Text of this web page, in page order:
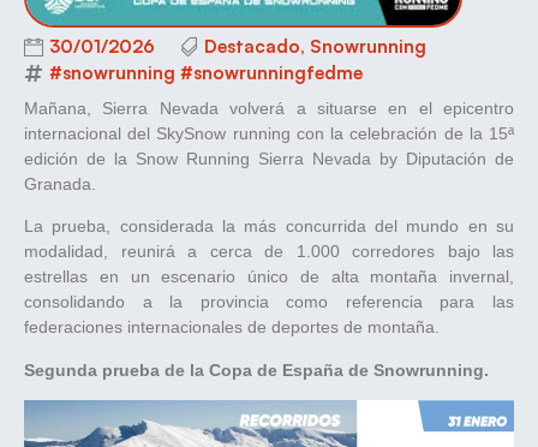
30/01/2026 Destacado, Snowrunning
#snowrunning #snowrunningfedme
Mañana, Sierra Nevada volverá a situarse en el epicentro
internacional del SkySnow running con la celebración de la 15ª
edición de la Snow Running Sierra Nevada by Diputación de
Granada.
La prueba, considerada la más concurrida del mundo en su
modalidad, reunirá a cerca de 1.000 corredores bajo las
estrellas en un escenario único de alta montaña invernal,
consolidando a la provincia como referencia para las
federaciones internacionales de deportes de montaña.
Segunda prueba de la Copa de España de Snowrunning.